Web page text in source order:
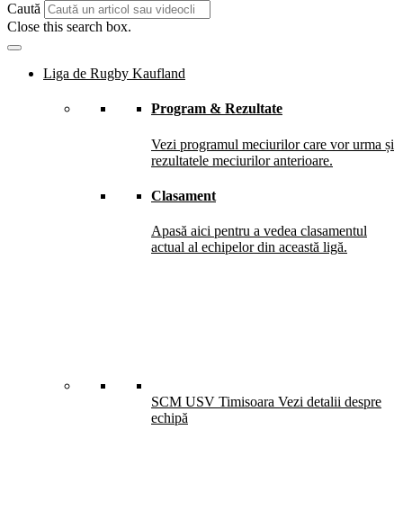
Caută
Close this search box.
Liga de Rugby Kaufland
Program & Rezultate
Vezi programul meciurilor care vor urma și
rezultatele meciurilor anterioare.
Clasament
Apasă aici pentru a vedea clasamentul
actual al echipelor din această ligă.
SCM USV Timisoara Vezi detalii despre
echipă